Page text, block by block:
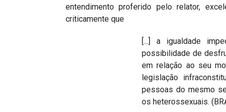
entendimento proferido pelo relator,
criticamente que
[...] a igualdade
possibilidade de
em relação ao seu
legislação
pessoas do mesmo
os heterossexuais.